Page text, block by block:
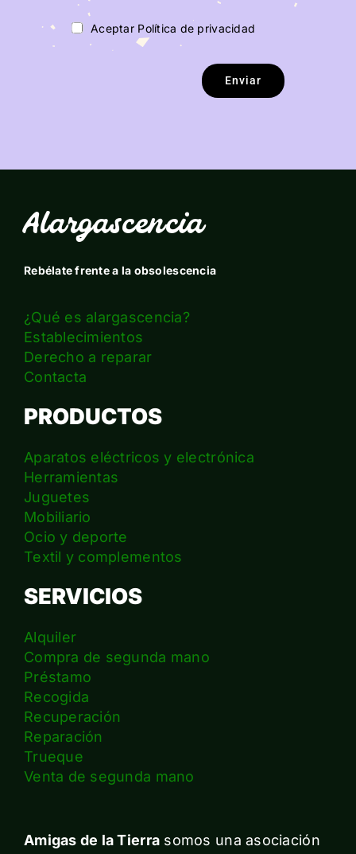
Aceptar Política de privacidad
Enviar
Alargascencia
Rebélate frente a la obsolescencia
¿Qué es alargascencia?
Establecimientos
Derecho a reparar
Contacta
PRODUCTOS
Aparatos eléctricos y electrónica
Herramientas
Juguetes
Mobiliario
Ocio y deporte
Textil y complementos
SERVICIOS
Alquiler
Compra de segunda mano
Préstamo
Recogida
Recuperación
Reparación
Trueque
Venta de segunda mano
Amigas de la Tierra somos una asociación